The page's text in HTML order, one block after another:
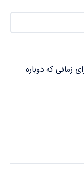
زمانی که دوباره